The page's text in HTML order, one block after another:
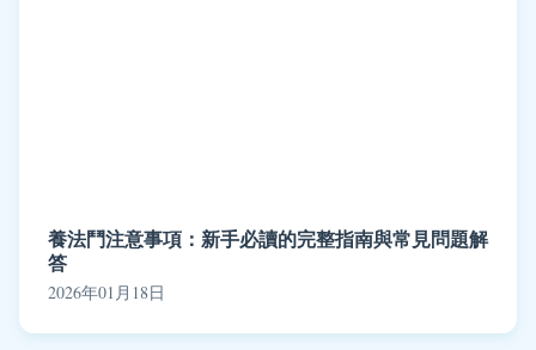
養法鬥注意事項：新手必讀的完整指南與常見問題解
答
2026年01月18日